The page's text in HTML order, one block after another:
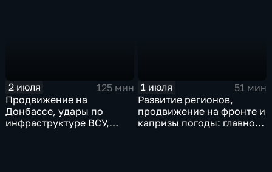
2 июля
125 мин
Продвижение на
Донбассе, удары по
инфраструктуре ВСУ,
1 июля
51 мин
Развитие регионов,
продвижение на фронте и
капризы погоды: главное